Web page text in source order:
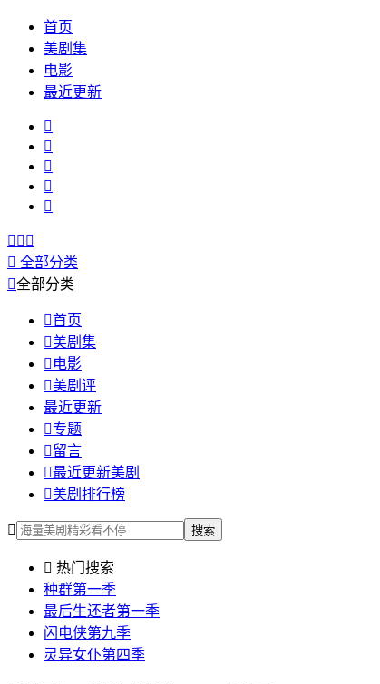
首页
美剧集
电影
最近更新





  
 全部分类
全部分类
首页
美剧集
 电影
美剧评
最近更新
专题
留言
最近更新美剧
美剧排行榜
 搜索
 热门搜索
种群第一季
最后生还者第一季
闪电侠第九季
灵异女仆第四季